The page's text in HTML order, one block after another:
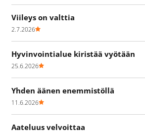
Viileys on valttia
2.7.2026
Hyvinvointialue kiristää vyötään
25.6.2026
Yhden äänen enemmistöllä
11.6.2026
Aateluus velvoittaa